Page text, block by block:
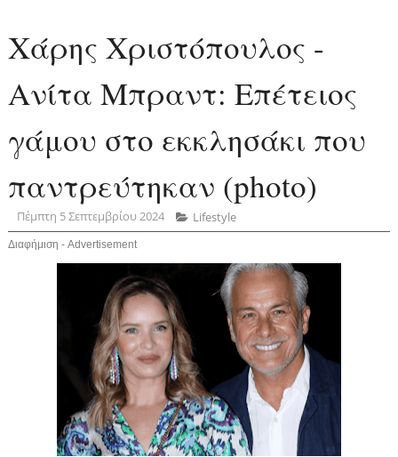
Χάρης Χριστόπουλος -
Ανίτα Μπραντ: Επέτειος
γάμου στο εκκλησάκι που
παντρεύτηκαν (photo)
Πέμπτη 5 Σεπτεμβρίου 2024 Lifestyle
Διαφήμιση - Advertisement